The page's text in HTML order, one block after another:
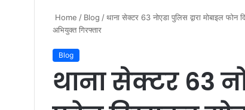
Home / Blog /थाना सेक्टर 63 नोएडा पुलिस द्वारा मोबाइल
अभियुक्त गिरफ्तार
Blog
थाना सेक्टर 63